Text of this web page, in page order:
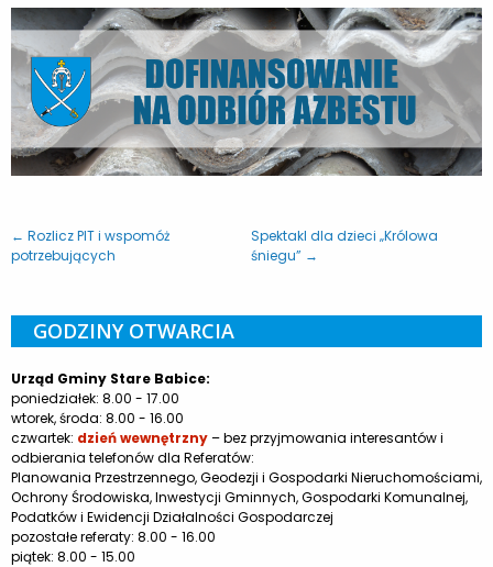
← Rozlicz PIT i wspomóż
potrzebujących
Spektakl dla dzieci „Królowa
śniegu” →
GODZINY OTWARCIA
Urząd Gminy Stare Babice:
poniedziałek: 8.00 - 17.00
wtorek, środa: 8.00 - 16.00
czwartek: dzień wewnętrzny– bez przyjmowania interesantów i
odbierania telefonów dla Referatów:
Planowania Przestrzennego, Geodezji i Gospodarki Nieruchomościami,
Ochrony Środowiska, Inwestycji Gminnych, Gospodarki Komunalnej,
Podatków i Ewidencji Działalności Gospodarczej
pozostałe referaty: 8.00 - 16.00
piątek: 8.00 - 15.00